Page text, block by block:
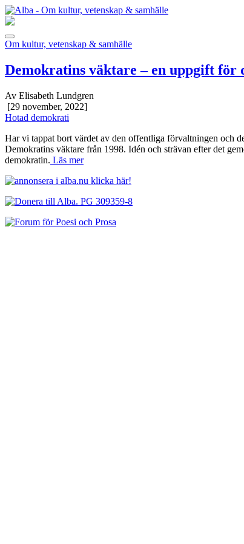
Om kultur, vetenskap & samhälle
Demokratins väktare – en uppgift för
Av Elisabeth Lundgren
[29 november, 2022]
Hotad demokrati
Har vi tappat bort värdet av den offentliga förvaltningen och
Demokratins väktare från 1998. Idén och strävan efter det
demokratin. Läs mer